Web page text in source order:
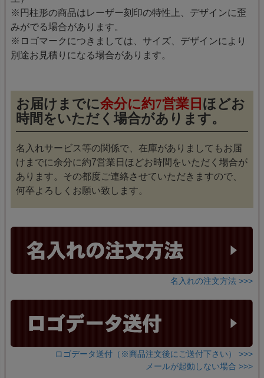
※円柱形の商品はレーザー刻印の特性上、デザインに歪
みがでる場合があります。
※ロゴマークにつきましては、サイズ、デザインにより
別途お見積りになる場合があります。
お届けまでに余分に約7営業日 ほどお
時間をいただく場合があります。
名入れサービス等の関係で、在庫がありましてもお届
けまでに余分に約7営業日ほどお時間をいただく場合が
あります。その都度ご連絡させていただきますので、
何卒よろしくお願い致します。
名入れの注文方法 >>>
ロゴデータ送付（※商品注文後にご送付下さい） >>>
メールが起動しない場合 >>>